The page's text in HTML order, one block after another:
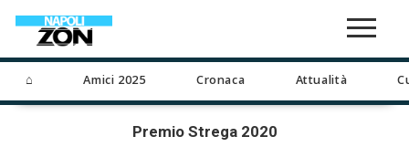
⌂ Amici 2025 Cronaca Attualità
Premio Strega 2020